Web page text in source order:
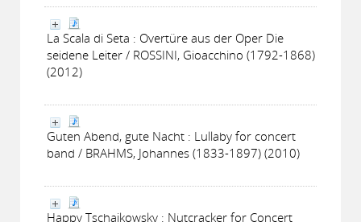
La Scala di Seta : Overtüre aus der Oper Die
seidene Leiter / ROSSINI, Gioacchino (1792-1868)
(2012)
Guten Abend, gute Nacht : Lullaby for concert
band / BRAHMS, Johannes (1833-1897) (2010)
Happy Tschaikowsky : Nutcracker for Concert